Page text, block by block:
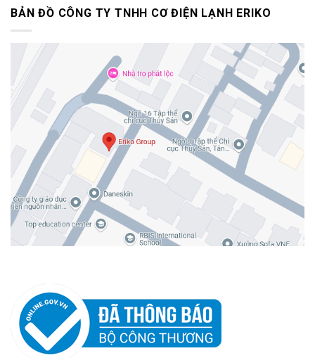
BẢN ĐỒ CÔNG TY TNHH CƠ ĐIỆN LẠNH ERIKO